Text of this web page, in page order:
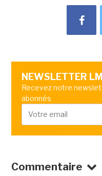
NEWSLETTER LMI
Recevez notre
abonnés
Commentaire